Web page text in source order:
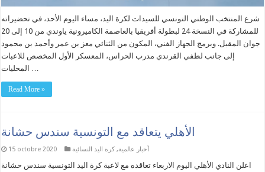
شرع المنتخب الوطني التونسي للسيدات لكرة اليد، مساء اليوم الأحد، في تحضيراته
للمشاركة في النسخة 24 لبطولة أفريقيا بالعاصمة الكاميرونية ياوندي من 10 إلى 20
جوان المقبل. وبرمج الجهاز الفني، المكون من الثنائي معز بن عمر وأحمد بن محمود
إلى جانب لطفي القرندي مدرب الحراس، المعسكر الأول المخصص للاعبات
المحليات …
Read More »
الأهلي يتعاقد مع التونسية سندس حشانة
15 octobre 2020 أخبار عالمية, كرة اليد النسائية
اعلن النادي الأهلي اليوم الاربعاء تعاقده مع لاعبة كرة اليد التونسية سندس حشانة